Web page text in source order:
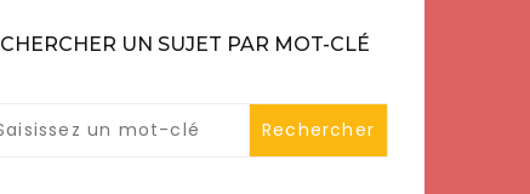
CHERCHER UN SUJET PAR MOT-CLÉ